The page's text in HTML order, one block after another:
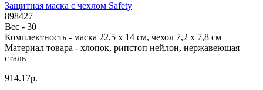
Защитная маска с чехлом Safety
898427
Вес - 30
Комплектность - маска 22,5 х 14 см, чехол 7,2 х 7,8 см
Материал товара - хлопок, рипстоп нейлон, нержавеющая
сталь
914.17р.